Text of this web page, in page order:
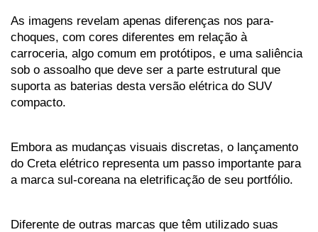
As imagens revelam apenas diferenças nos para-
choques, com cores diferentes em relação à
carroceria, algo comum em protótipos, e uma saliência
sob o assoalho que deve ser a parte estrutural que
suporta as baterias desta versão elétrica do SUV
compacto.
Embora as mudanças visuais discretas, o lançamento
do Creta elétrico representa um passo importante para
a marca sul-coreana na eletrificação de seu portfólio.
Diferente de outras marcas que têm utilizado suas